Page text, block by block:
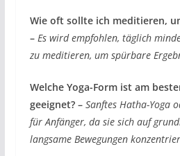
Wie oft sollte ich meditieren,
– Es wird empfohlen, täglich
zu meditieren, um spürbare
Welche Yoga-Form ist am
geeignet? – Sanftes Hatha-Yoga
für Anfänger, da sie sich auf
langsame Bewegungen